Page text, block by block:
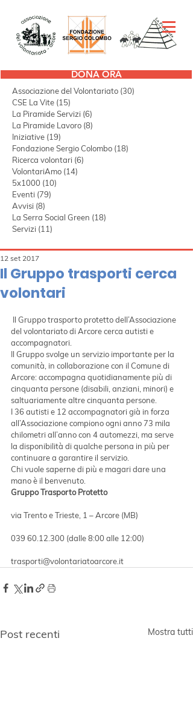
DONA ORA
Tutti i post(297)297 post
Associazione del Volontariato (30)
CSE La Vite (15)
La Piramide Servizi (6)
La Piramide Lavoro (8)
Iniziative (19)
Fondazione Sergio Colombo (18)
Ricerca volontari (6)
VolontariAmo (14)
5x1000 (10)
Eventi (79)
Avvisi (8)
La Serra Social Green (18)
Servizi (11)
Il Gruppo trasporti cerca
volontari
12 set 2017
del volontariato di Arcore cerca autisti e
accompagnatori.
Il Gruppo svolge un servizio importante per la
comunità, in collaborazione con il Comune di
Arcore: accompagna quotidianamente più di
cinquanta persone (disabili, anziani, minori) e
saltuariamente altre cinquanta persone.
I 36 autisti e 12 accompagnatori già in forza
all’Associazione compiono ogni anno 73 mila
chilometri all’anno con 4 automezzi, ma serve
la disponibilità di qualche persona in più per
continuare a garantire il servizio.
Chi vuole saperne di più e magari dare una
mano è il benvenuto.
Gruppo Trasporto Protetto
via Trento e Trieste, 1 – Arcore (MB)
039 60.12.300 (dalle 8:00 alle 12:00)
trasporti@volontariatoarcore.it
Post recenti Mostra tutti